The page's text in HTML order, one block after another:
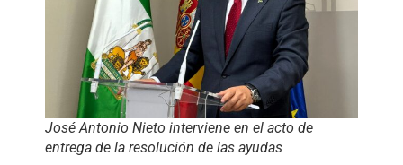
José Antonio Nieto interviene en el acto de
entrega de la resolución de las ayudas